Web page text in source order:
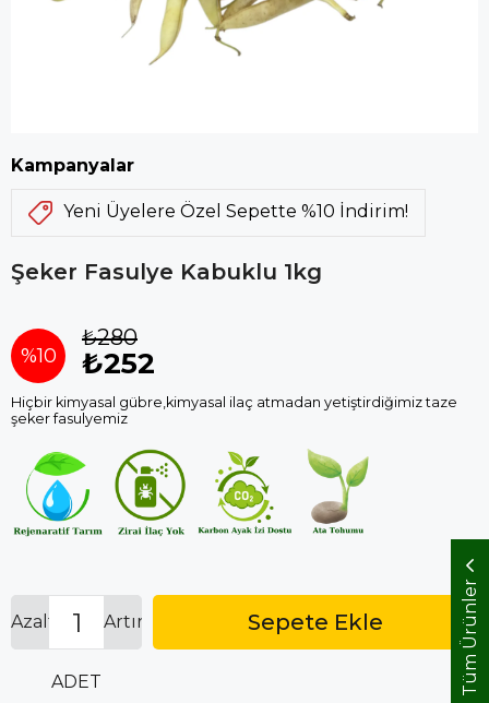
Tüm Ürünler
Kampanyalar
Yeni Üyelere Özel Sepette %10 İndirim!
Şeker Fasulye Kabuklu 1kg
%10
İndirim
₺280
₺252
Hiçbir kimyasal gübre,kimyasal ilaç atmadan yetiştirdiğimiz taze
şeker fasulyemiz
ADET
Artır
Azalt